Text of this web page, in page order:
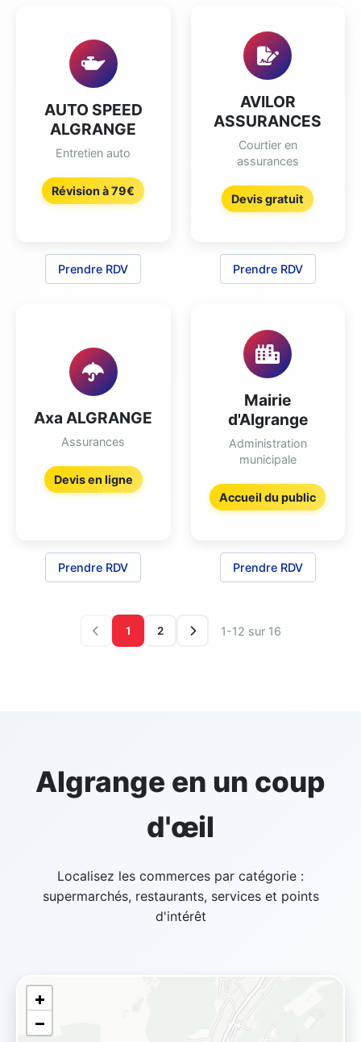
AUTO SPEED
ALGRANGE
Entretien auto
Révision à 79€
Prendre RDV
AVILOR
ASSURANCES
Courtier en
assurances
Devis gratuit
Prendre RDV
Axa ALGRANGE
Assurances
Devis en ligne
Prendre RDV
Mairie
d'Algrange
Administration
municipale
Accueil du public
Prendre RDV
1 2 1-12 sur 16
Algrange en un coup
d'œil
Localisez les commerces par catégorie :
supermarchés, restaurants, services et points
d'intérêt
+
−